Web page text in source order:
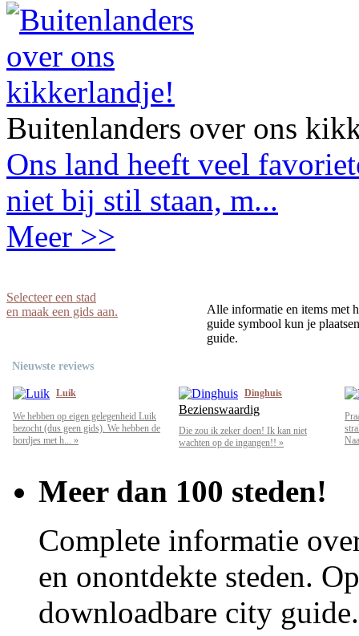
Buitenlanders over ons
Ons land heeft veel
niet bij stil staan, m...
Meer >>
Selecteer een stad
en maak een gids aan.
Alle informatie en items met
guide symbool kun je
guide.
Nieuwste reviews
Luik
We hebben op eigen gelegenheid Luik
bezocht (dus geen gids). We hebben de
bordjes met h... »
Dinghuis
Bezienswaardig
Die zou ik zeker doen! Ik kan niet
wachten op de ingangen!! »
Meer dan 100 steden!
Complete informatie
en onontdekte steden.
downloadbare city guide.